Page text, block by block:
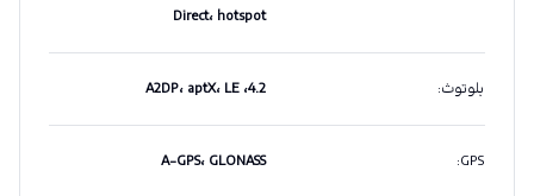
Direct، hotspot
بلوتوث: 4.2، A2DP، aptX، LE
GPS
: A-GPS، GLONASS